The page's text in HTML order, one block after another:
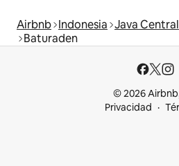
Airbnb Indonesia Java Central
Baturaden
© 2026
Privacidad